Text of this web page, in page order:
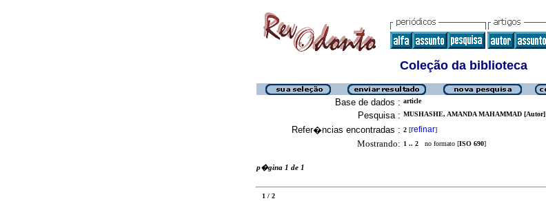
Coleção da biblioteca
Base de dados : article
Pesquisa : MUSHASHE, AMANDA MAHAMMAD [Autor]
Refer�ncias encontradas : 2 [refinar]
Mostrando: 1 .. 2 no formato [ISO 690]
p�gina 1 de 1
1 / 2